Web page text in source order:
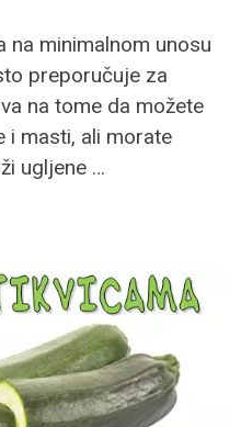
na minimalnom unosu
preporučuje za
na tome da možete
i masti, ali morate
ugljene …